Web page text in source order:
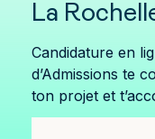
La
Candidature en
d’Admissions te
ton projet et